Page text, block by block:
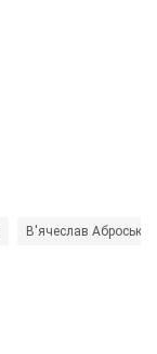
В'ячеслав Аброськін